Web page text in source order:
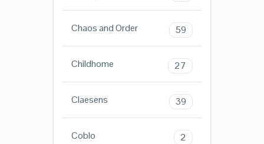
Chaos and Order 59
Childhome 27
Claesens 39
Coblo 2